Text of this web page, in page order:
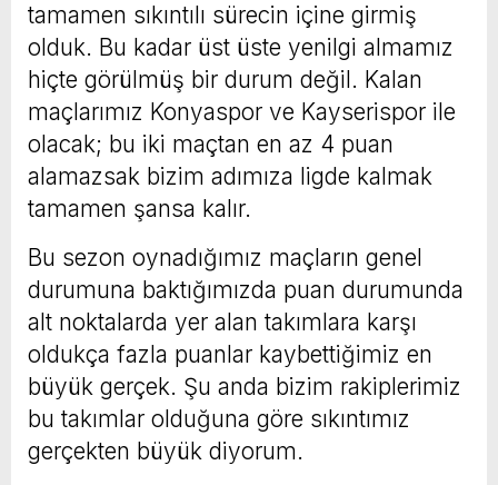
tamamen sıkıntılı sürecin içine girmiş
olduk. Bu kadar üst üste yenilgi almamız
hiçte görülmüş bir durum değil. Kalan
maçlarımız Konyaspor ve Kayserispor ile
olacak; bu iki maçtan en az 4 puan
alamazsak bizim adımıza ligde kalmak
tamamen şansa kalır.
Bu sezon oynadığımız maçların genel
durumuna baktığımızda puan durumunda
alt noktalarda yer alan takımlara karşı
oldukça fazla puanlar kaybettiğimiz en
büyük gerçek. Şu anda bizim rakiplerimiz
bu takımlar olduğuna göre sıkıntımız
gerçekten büyük diyorum.